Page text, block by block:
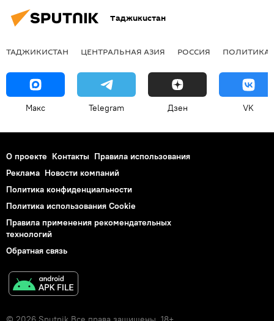
Таджикистан
ТАДЖИКИСТАН ЦЕНТРАЛЬНАЯ АЗИЯ РОССИЯ ПОЛИТИКА
Макс Telegram Дзен VK
О проекте Контакты Правила использования
Реклама Новости компаний
Политика конфиденциальности
Политика использования Cookie
Правила применения рекомендательных
технологий
Обратная связь